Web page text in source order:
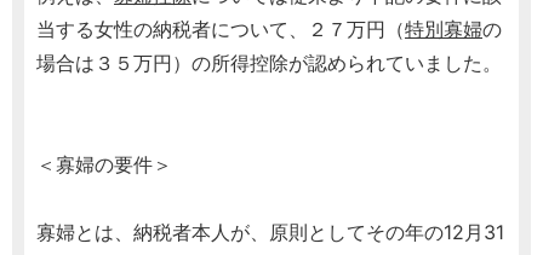
当する女性の納税者について、２７万円（特別寡婦の
場合は３５万円）の所得控除が認められていました。
＜寡婦の要件＞
寡婦とは、納税者本人が、原則としてその年の12月31